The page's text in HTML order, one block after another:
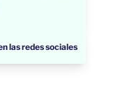
firmar la petición